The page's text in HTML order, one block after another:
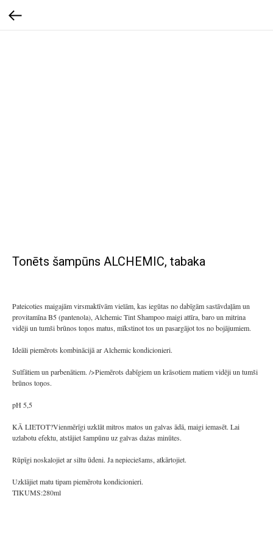
Tonēts šampūns ALCHEMIC, tabaka
Pateicoties maigajām virsmaktīvām vielām, kas iegūtas no dabīgām sastāvdaļām un
provitamīna B5 (pantenola), Alchemic Tint Shampoo maigi attīra, baro un mitrina
vidēji un tumši brūnos toņos matus, mīkstinot tos un pasargājot tos no bojājumiem.
Ideāli piemērots kombinācijā ar Alchemic kondicionieri.
Sulfātiem un parbenātiem. />Piemērots dabīgiem un krāsotiem matiem vidēji un tumši
brūnos toņos.
pH 5,5
KĀ LIETOT?Vienmērīgi uzklāt mitros matos un galvas ādā, maigi iemasēt. Lai
uzlabotu efektu, atstājiet šampūnu uz galvas dažas minūtes.
Rūpīgi noskalojiet ar siltu ūdeni. Ja nepieciešams, atkārtojiet.
Uzklājiet matu tipam piemērotu kondicionieri.
TIKUMS:280ml